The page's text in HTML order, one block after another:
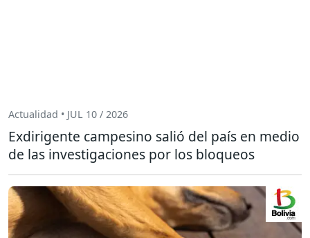
Actualidad • JUL 10 / 2026
Exdirigente campesino salió del país en medio
de las investigaciones por los bloqueos